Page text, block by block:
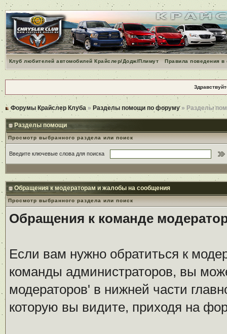
Клуб любителей автомобилей Крайслер/Додж/Плимут Правила поведения
Форумы Крайслер Клуба » Разделы помощи по форуму» Разделы
Разделы помощи
Просмотр выбранного раздела или поиск
Введите ключевые слова для поиска
Обращения к модераторам и жалобы на сообщения
Просмотр выбранного раздела или поиск
Обращения к команде
Если вам нужно обратиться к
команды администраторов, вы
модераторов' в нижней части
которую вы видите, приходя на